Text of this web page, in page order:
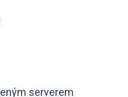
serverem